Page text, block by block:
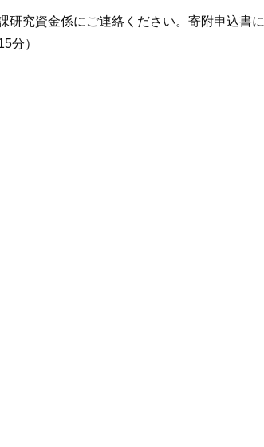
研究資金係にご連絡ください。寄附申込書に
分）